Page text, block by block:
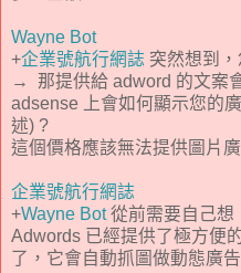
Wayne Bot
+企業號航行網誌 突然想到
→ 那提供給 adword 的文案
adsense 上會如何顯示您的
述) ?
這個價格應該無法提供圖片
企業號航行網誌
+Wayne Bot從前需要自己想
Adwords 已經提供了極方便
了，它會自動抓圖做動態廣告